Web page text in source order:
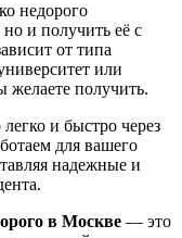
недорого
и получить её с
от типа
или
желаете получить.
и быстро через
для вашего
надежные и
в Москве — это